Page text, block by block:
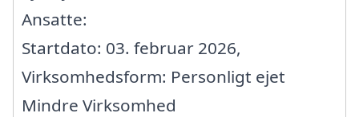
Ansatte:
Startdato: 03. februar 2026,
Virksomhedsform: Personligt ejet
Mindre Virksomhed